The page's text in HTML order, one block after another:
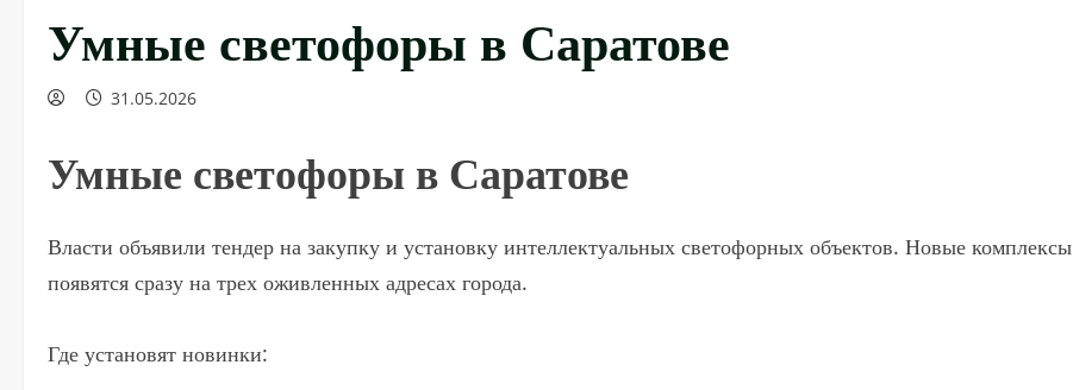
Умные светофоры в Саратове
31.05.2026
Умные светофоры в Саратове
Власти объявили тендер на закупку и установку интеллектуальных светофорных объектов. Новые комплексы
появятся сразу на трех оживленных адресах города.
Где установят новинки: